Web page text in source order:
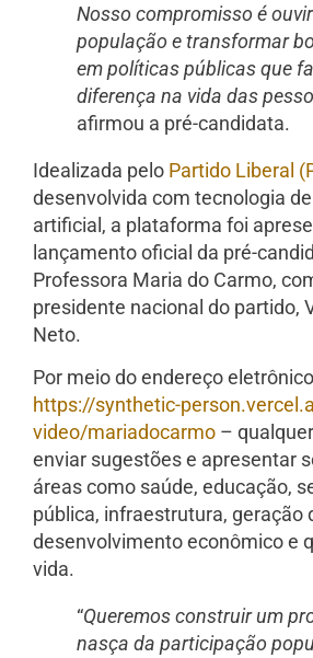
Nosso compromisso é
população e transformar
em políticas públicas que
diferença na vida das
afirmou a pré-candidata.
Idealizada pelo Partido Liberal
desenvolvida com tecnologia
artificial, a plataforma foi
lançamento oficial da pré-
Professora Maria do Carmo,
presidente nacional do partido,
Neto.
Por meio do endereço
https://synthetic-
video/mariadocarmo –
enviar sugestões e apresentar
áreas como saúde, educação,
pública, infraestrutura, geração
desenvolvimento econômico e
vida.
“Queremos construir um
nasça da participação